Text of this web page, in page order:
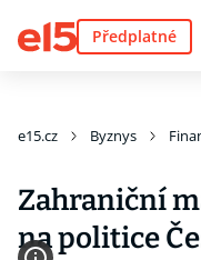
Předplatné
e15.cz Byznys
Zahraniční
na politice